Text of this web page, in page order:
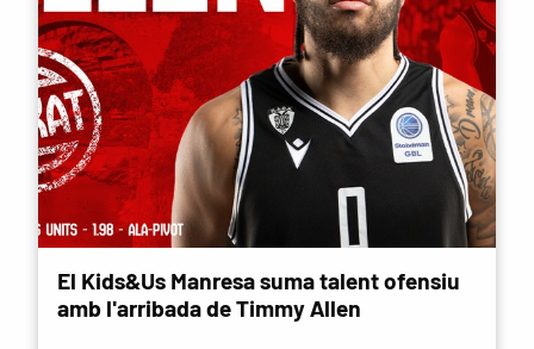
El Kids&Us Manresa suma talent ofensiu
amb l'arribada de Timmy Allen